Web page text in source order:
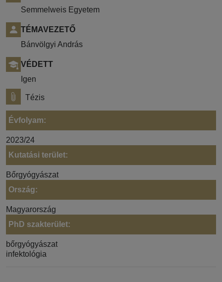
Semmelweis Egyetem
TÉMAVEZETŐ
Bánvölgyi András
VÉDETT
Igen
Tézis
Évfolyam:
2023/24
Kutatási terület:
Bőrgyógyászat
Ország:
Magyarország
PhD szakterület:
bőrgyógyászat
infektológia